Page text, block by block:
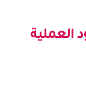
العملية